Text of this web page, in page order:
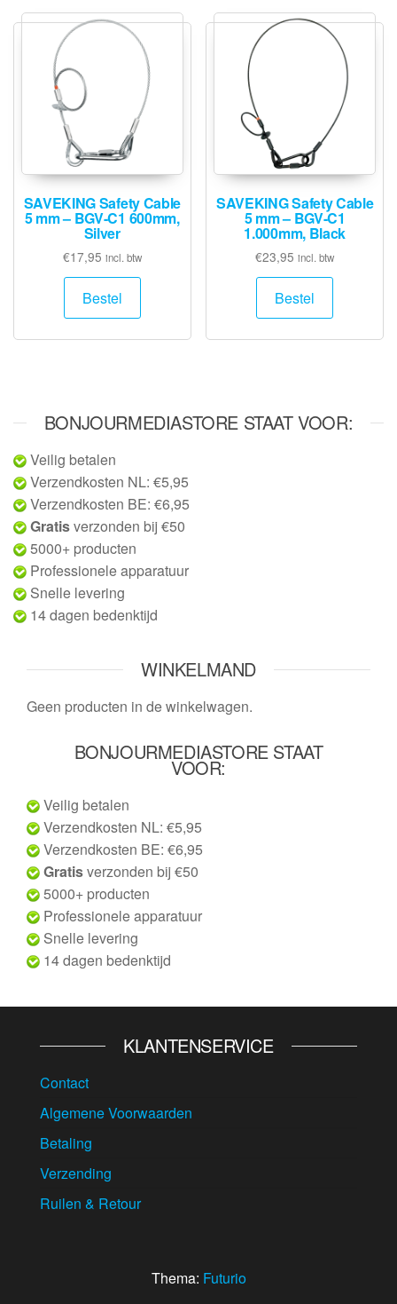
SAVEKING Safety Cable
5 mm – BGV-C1 600mm,
Silver
€17,95 incl. btw
Bestel
SAVEKING Safety Cable
5 mm – BGV-C1
1.000mm, Black
€23,95 incl. btw
Bestel
BONJOURMEDIASTORE STAAT VOOR:
Veilig betalen
Verzendkosten NL: €5,95
Verzendkosten BE: €6,95
Gratisverzonden bij €50
5000+ producten
Professionele apparatuur
Snelle levering
14 dagen bedenktijd
WINKELMAND
Geen producten in de winkelwagen.
BONJOURMEDIASTORE STAAT
VOOR:
Veilig betalen
Verzendkosten NL: €5,95
Verzendkosten BE: €6,95
Gratisverzonden bij €50
5000+ producten
Professionele apparatuur
Snelle levering
14 dagen bedenktijd
KLANTENSERVICE
Contact
Algemene Voorwaarden
Betaling
Verzending
Ruilen & Retour
Thema: Futurio